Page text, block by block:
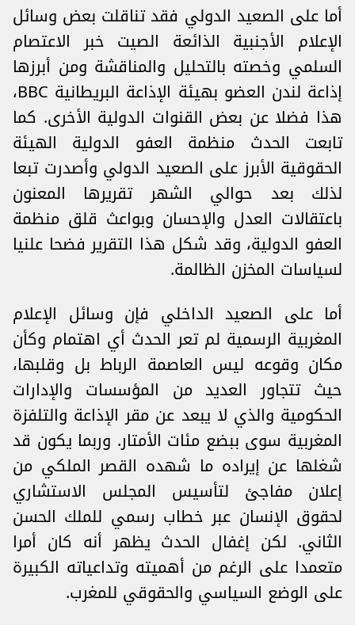
أما على الصعيد الدولي فقد تناقلت بعض وسائل
الإعلام الأجنبية الذائعة الصيت خبر الاعتصام
السلمي وخصته بالتحليل والمناقشة ومن أبرزها
إذاعة لندن العضو بهيئة الإذاعة البريطانية BBC،
هذا فضلا عن بعض القنوات الدولية الأخرى. كما
تابعت الحدث منظمة العفو الدولية الهيئة
الحقوقية الأبرز على الصعيد الدولي وأصدرت تبعا
لذلك بعد حوالي الشهر تقريرها المعنون
باعتقالات العدل والإحسان وبواعث قلق منظمة
العفو الدولية، وقد شكل هذا التقرير فضحا علنيا
لسياسات المخزن الظالمة.
أما على الصعيد الداخلي فإن وسائل الإعلام
المغربية الرسمية لم تعر الحدث أي اهتمام وكأن
مكان وقوعه ليس العاصمة الرباط بل وقلبها،
حيث تتجاور العديد من المؤسسات والإدارات
الحكومية والذي لا يبعد عن مقر الإذاعة والتلفزة
المغربية سوى ببضع مئات الأمتار. وربما يكون قد
شغلها عن إيراده ما شهده القصر الملكي من
إعلان مفاجئ لتأسيس المجلس الاستشاري
لحقوق الإنسان عبر خطاب رسمي للملك الحسن
الثاني. لكن إغفال الحدث يظهر أنه كان أمرا
متعمدا على الرغم من أهميته وتداعياته الكبيرة
على الوضع السياسي والحقوقي للمغرب.